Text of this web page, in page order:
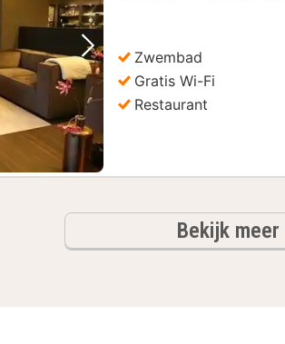
Volgende foto
Zwembad
Gratis Wi-Fi
Restaurant
Bekijk meer